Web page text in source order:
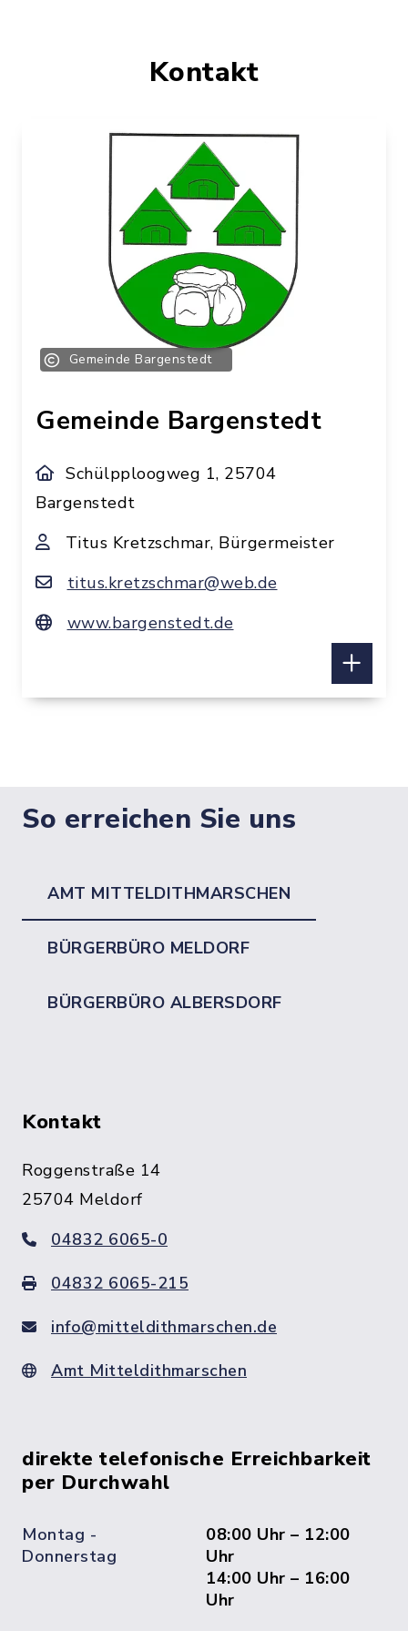
Kontakt
Gemeinde Bargenstedt
Gemeinde Bargenstedt
Schülpploogweg 1, 25704
Bargenstedt
Titus Kretzschmar, Bürgermeister
titus.kretzschmar@web.de
www.bargenstedt.de
So erreichen Sie uns
AMT MITTELDITHMARSCHEN
BÜRGERBÜRO MELDORF
BÜRGERBÜRO ALBERSDORF
Kontakt
Roggenstraße 14
25704 Meldorf
04832 6065-0
04832 6065-215
info@mitteldithmarschen.de
Amt Mitteldithmarschen
direkte telefonische Erreichbarkeit
per Durchwahl
Montag -
Donnerstag
08:00 Uhr – 12:00
Uhr
14:00 Uhr – 16:00
Uhr